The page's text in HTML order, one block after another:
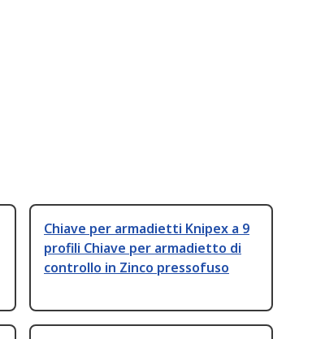
Chiave per armadietti Knipex a 9
profili Chiave per armadietto di
controllo in Zinco pressofuso